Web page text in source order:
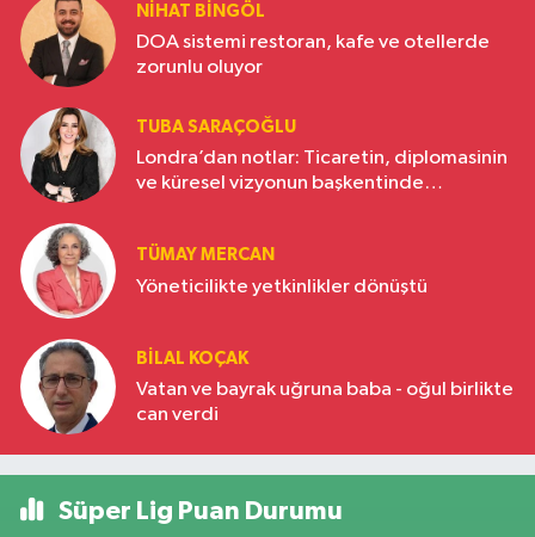
NIHAT BINGÖL
DOA sistemi restoran, kafe ve otellerde
zorunlu oluyor
TUBA SARAÇOĞLU
Londra’dan notlar: Ticaretin, diplomasinin
ve küresel vizyonun başkentinde
TÜMAY MERCAN
Yöneticilikte yetkinlikler dönüştü
BILAL KOÇAK
Vatan ve bayrak uğruna baba - oğul birlikte
can verdi
Süper Lig Puan Durumu